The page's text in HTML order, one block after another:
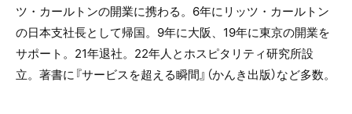
ツ・カールトンの開業に携わる。6年にリッツ・カールトン
の日本支社長として帰国。9年に大阪、19年に東京の開業を
サポート。21年退社。22年人とホスピタリティ研究所設
立。著書に『サービスを超える瞬間』（かんき出版）など多数。